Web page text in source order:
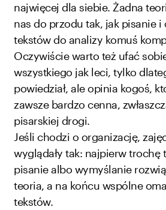
najwięcej dla siebie. Żadna
nas do przodu tak, jak pisanie i
tekstów do analizy komuś
Oczywiście warto też ufać
wszystkiego jak leci, tylko
powiedział, ale opinia kogoś,
zawsze bardzo cenna,
pisarskiej drogi.
Jeśli chodzi o organizację,
wyglądały tak: najpierw trochę
pisanie albo wymyślanie
teoria, a na końcu wspólne
tekstów.